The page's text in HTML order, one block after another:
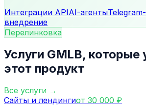
Интеграции APIAI-агенты
внедрение
Перелинковка
Услуги GMLB, которые
этот продукт
Все услуги →
Сайты и лендингиот 30 000 ₽